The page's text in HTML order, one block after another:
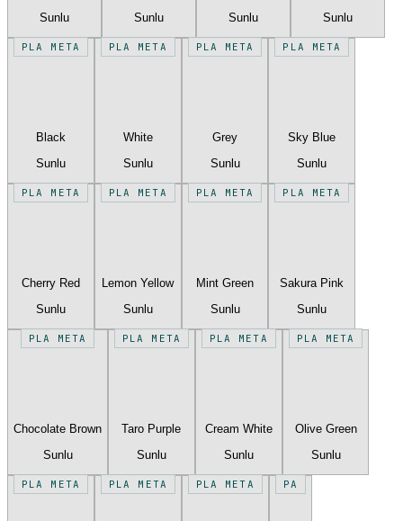
Sunlu
Sunlu
Sunlu
Sunlu
PLA META
Black
Sunlu
PLA META
White
Sunlu
PLA META
Grey
Sunlu
PLA META
Sky Blue
Sunlu
PLA META
Cherry Red
Sunlu
PLA META
Lemon Yellow
Sunlu
PLA META
Mint Green
Sunlu
PLA META
Sakura Pink
Sunlu
PLA META
Chocolate Brown
Sunlu
PLA META
Taro Purple
Sunlu
PLA META
Cream White
Sunlu
PLA META
Olive Green
Sunlu
PLA META PLA META PLA META PA